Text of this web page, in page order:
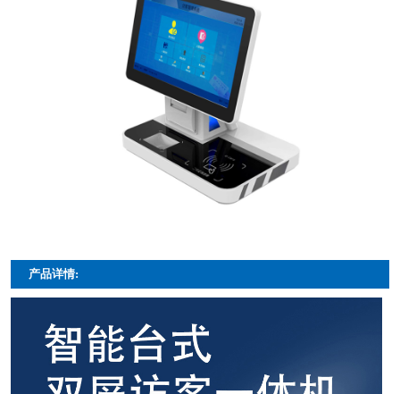
产品详情: